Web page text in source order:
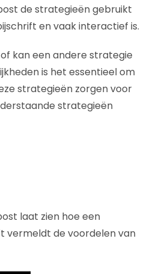
de strategieën gebruikt
en vaak interactief is.
kan een andere strategie
is het essentieel om
strategieën zorgen voor
strategieën
laat zien hoe een
vermeldt de voordelen van